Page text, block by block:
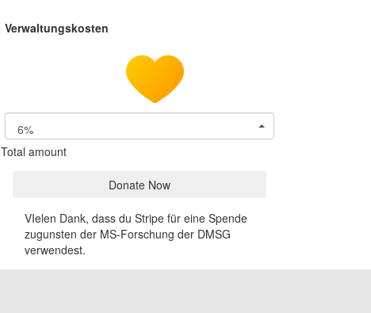
Verwaltungskosten
6%
Total amount
Donate Now
VIelen Dank, dass du Stripe für eine Spende
zugunsten der MS-Forschung der DMSG
verwendest.